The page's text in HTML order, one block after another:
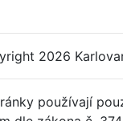
2026
používají